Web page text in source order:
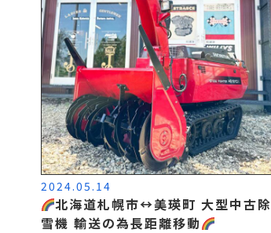
2024.05.14
北海道札幌市↔️美瑛町 大型中古除
雪機 輸送の為長距離移動